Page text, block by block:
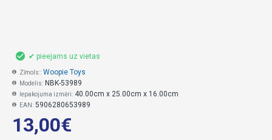
13,00€
✔ pieejams uz vietas
Zīmols:: Woopie Toys
Modelis: NBK-53989
Iepakojuma izmēri: 40.00cm x 25.00cm x 16.00cm
EAN: 5906280653989